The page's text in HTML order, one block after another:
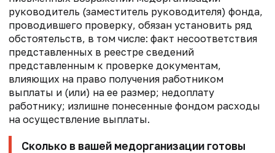
руководитель (заместитель руководителя) фонда,
проводившего проверку, обязан установить ряд
обстоятельств, в том числе: факт несоответствия
представленных в реестре сведений
представленным к проверке документам,
влияющих на право получения работником
выплаты и (или) на ее размер; недоплату
работнику; излишне понесенные фондом расходы
на осуществление выплаты.
Сколько в вашей медорганизации готовы